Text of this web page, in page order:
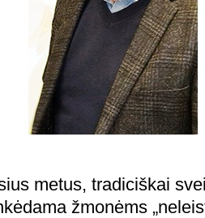
metus, tradiciškai
žmonėms